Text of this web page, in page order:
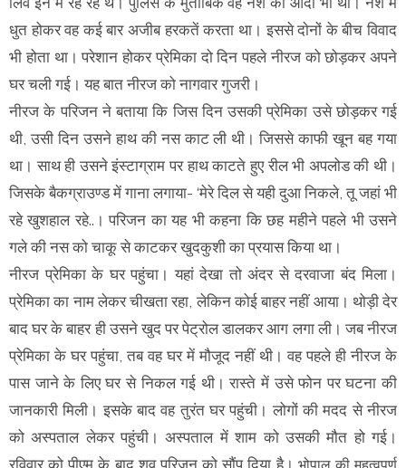
धुत होकर वह कई बार अजीब हरकतें करता था। इससे दाेनों के बीच विवाद
भी होता था। परेशान होकर प्रेमिका दो दिन पहले नीरज को छोड़कर अपने
घर चली गई। यह बात नीरज को नागवार गुजरी।
नीरज के परिजन ने बताया कि जिस दिन उसकी प्रेमिका उसे छोड़कर गई
थी, उसी दिन उसने हाथ की नस काट ली थी। जिससे काफी खून बह गया
था। साथ ही उसने इंस्टाग्राम पर हाथ काटते हुए रील भी अपलोड की थी।
जिसके बैकग्राउण्ड में गाना लगाया- ‘मेरे दिल से यही दुआ निकले, तू जहां भी
रहे खुशहाल रहे..। परिजन का यह भी कहना कि छह महीने पहले भी उसने
गले की नस को चाकू से काटकर खुदकुशी का प्रयास किया था।
नीरज प्रेमिका के घर पहुंचा। यहां देखा तो अंदर से दरवाजा बंद मिला।
प्रेमिका का नाम लेकर चीखता रहा, लेकिन कोई बाहर नहीं आया। थोड़ी देर
बाद घर के बाहर ही उसने खुद पर पेट्रोल डालकर आग लगा ली। जब नीरज
प्रेमिका के घर पहुंचा, तब वह घर में मौजूद नहीं थी। वह पहले ही नीरज के
पास जाने के लिए घर से निकल गई थी। रास्ते में उसे फोन पर घटना की
जानकारी मिली। इसके बाद वह तुरंत घर पहुंची। लोगों की मदद से नीरज
को अस्पताल लेकर पहुंची। अस्पताल में शाम को उसकी मौत हो गई।
रविवार को पीएम के बाद शव परिजन को सौंप दिया है।